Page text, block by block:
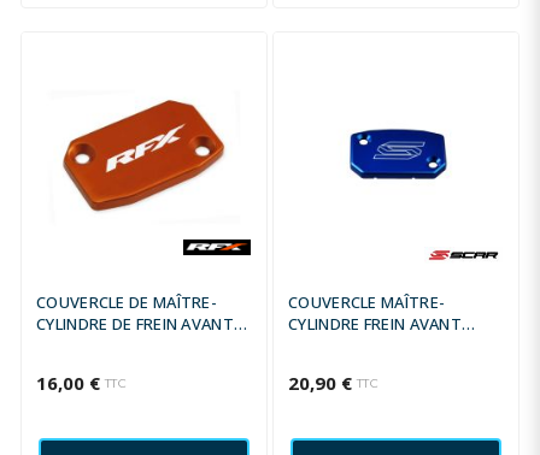
COUVERCLE DE MAÎTRE-
CYLINDRE DE FREIN AVANT
16,00 € TTC
COUVERCLE MAÎTRE-
CYLINDRE FREIN AVANT
20,90 € TTC